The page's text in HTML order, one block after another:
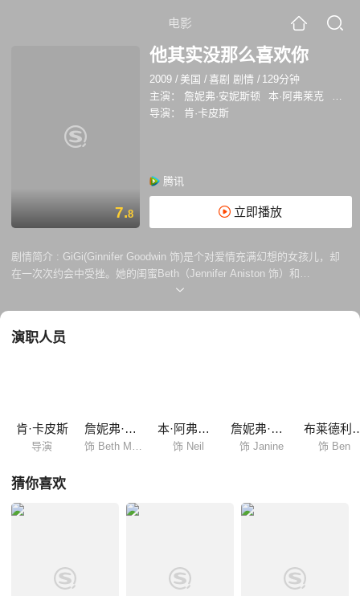
电影
7.8
他其实没那么喜欢你
2009 / 美国 /喜剧 剧情 / 129分钟
主演：
詹妮弗·安妮斯顿 本·阿弗莱克
詹妮
导演：
肯·卡皮斯
腾讯
立即播放
剧情简介 : GiGi(Ginnifer Goodwin 饰)是个对爱情充满幻想的女孩儿，却
在一次次约会中受挫。她的闺蜜Beth（Jennifer Aniston 饰）和
Janine（Jennifer Connelly 饰）不断鼓励GiGi在感情中振奋起来，却各自
姻陷入僵局，而Ben与歌手Anna（Scarlett Johansson 饰）的婚外情更是
演职人员
肯·卡皮斯
导演
詹妮弗·安妮斯顿 本·阿弗莱克
饰 Neil
詹妮弗·康纳利
饰 Janine
布莱
饰 Ben
猜你喜欢